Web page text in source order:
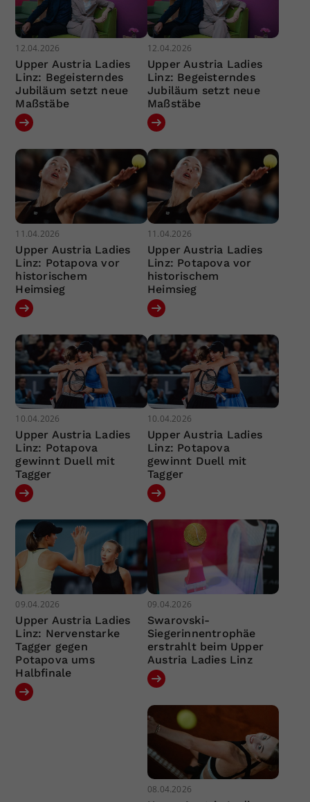
12.04.2026
Upper Austria Ladies
Linz: Begeisterndes
Jubiläum setzt neue
Maßstäbe
12.04.2026
Upper Austria Ladies
Linz: Begeisterndes
Jubiläum setzt neue
Maßstäbe
11.04.2026
Upper Austria Ladies
Linz: Potapova vor
historischem
Heimsieg
11.04.2026
Upper Austria Ladies
Linz: Potapova vor
historischem
Heimsieg
10.04.2026
Upper Austria Ladies
Linz: Potapova
gewinnt Duell mit
Tagger
10.04.2026
Upper Austria Ladies
Linz: Potapova
gewinnt Duell mit
Tagger
09.04.2026
Upper Austria Ladies
Linz: Nervenstarke
Tagger gegen
Potapova ums
Halbfinale
09.04.2026
Swarovski-
Siegerinnentrophäe
erstrahlt beim Upper
Austria Ladies Linz
08.04.2026